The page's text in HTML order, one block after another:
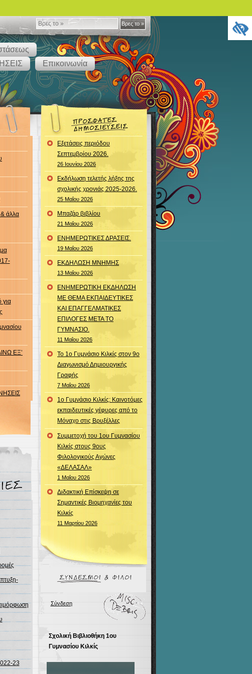
Βρες
το
»
Βρες το »
Επικοινωνία
άλλα
για
ΕΞ’
23
Εξετάσεις περιόδου
Σεπτεμβρίου 2026.
26 Ιουνίου 2026
Εκδήλωση τελετής λήξης της
σχολικής χρονιάς 2025-2026.
25 Μαΐου 2026
Μπαζάρ βιβλίου
21 Μαΐου 2026
ΕΝΗΜΕΡΩΤΙΚΕΣ ΔΡΑΣΕΙΣ.
19 Μαΐου 2026
ΕΚΔΗΛΩΣΗ ΜΝΗΜΗΣ
13 Μαΐου 2026
ΕΝΗΜΕΡΩΤΙΚΗ ΕΚΔΗΛΩΣΗ
ΜΕ ΘΕΜΑ ΕΚΠΑΙΔΕΥΤΙΚΕΣ
ΚΑΙ ΕΠΑΓΓΕΛΜΑΤΙΚΕΣ
ΕΠΙΛΟΓΕΣ ΜΕΤΑ ΤΟ
ΓΥΜΝΑΣΙΟ.
11 Μαΐου 2026
Το 1ο Γυμνάσιο Κιλκίς στον 9ο
Διαγωνισμό Δημιουργικής
Γραφής
7 Μαΐου 2026
1ο Γυμνάσιο Κιλκίς: Καινοτόμες
εκπαιδευτικές γέφυρες από το
Μόναχο στις Βρυξέλλες
Συμμετοχή του 1ου Γυμνασίου
Κιλκίς στους 9ους
Φιλολογικούς Αγώνες
«ΔΕΛΑΣΑΛ»
1 Μαΐου 2026
Διδακτική Επίσκεψη σε
Σημαντικές Βιομηχανίες του
Κιλκίς
11 Μαρτίου 2026
Σύνδεση
Σχολική Βιβλιοθήκη 1ου
Γυμνασίου Κιλκίς